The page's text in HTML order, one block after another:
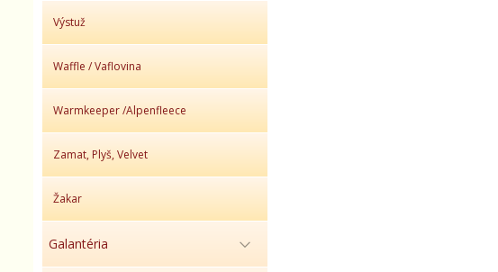
Výstuž
Waffle / Vaflovina
Warmkeeper /Alpenfleece
Zamat, Plyš, Velvet
Žakar
Galantéria